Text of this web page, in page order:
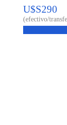
U$S290